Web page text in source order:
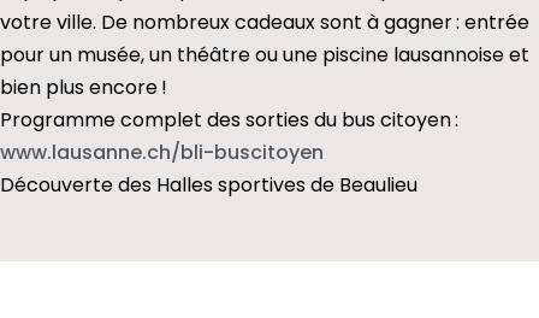
votre ville. De nombreux cadeaux sont à gagner : entrée
pour un musée, un théâtre ou une piscine lausannoise et
bien plus encore !
Programme complet des sorties du bus citoyen :
www.lausanne.ch/bli-buscitoyen
Découverte des Halles sportives de Beaulieu